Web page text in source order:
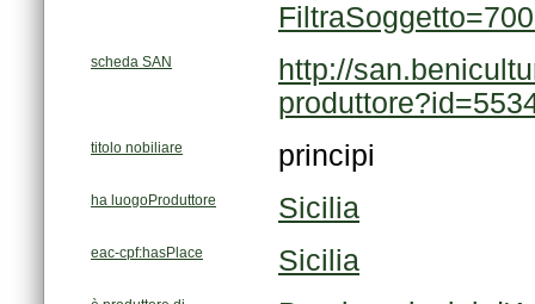
scheda SAN
titolo nobiliare principi
ha luogoProduttore Sicilia
eac-cpf:hasPlace Sicilia